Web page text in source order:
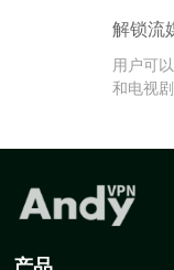
解锁流
用户可
和电视剧